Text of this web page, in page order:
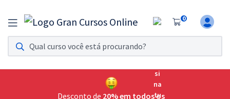
0
Assinatura Ilimitada 11
Acesso a todos os cursos. Teste grátis por 7 dias!
Assinatura OAB Até Passar
Acesso ilimitado a toda preparação para o Exame da
Desconto de 20% em todos os